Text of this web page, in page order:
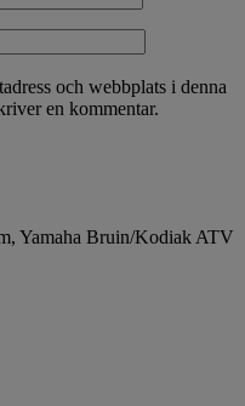
och webbplats i denna
en kommentar.
Yamaha Bruin/Kodiak ATV